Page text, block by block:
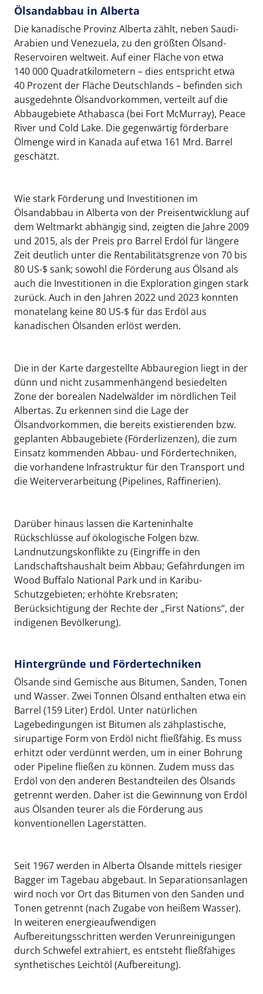
Ölsandabbau in Alberta
Die kanadische Provinz Alberta zählt, neben Saudi-
Arabien und Venezuela, zu den größten Ölsand-
Reservoiren weltweit. Auf einer Fläche von etwa
140 000 Quadratkilometern – dies entspricht etwa
40 Prozent der Fläche Deutschlands – befinden sich
ausgedehnte Ölsandvorkommen, verteilt auf die
Abbaugebiete Athabasca (bei Fort McMurray), Peace
River und Cold Lake. Die gegenwärtig förderbare
Ölmenge wird in Kanada auf etwa 161 Mrd. Barrel
geschätzt.
Wie stark Förderung und Investitionen im
Ölsandabbau in Alberta von der Preisentwicklung auf
dem Weltmarkt abhängig sind, zeigten die Jahre 2009
und 2015, als der Preis pro Barrel Erdöl für längere
Zeit deutlich unter die Rentabilitätsgrenze von 70 bis
80 US-$ sank; sowohl die Förderung aus Ölsand als
auch die Investitionen in die Exploration gingen stark
zurück. Auch in den Jahren 2022 und 2023 konnten
monatelang keine 80 US-$ für das Erdöl aus
kanadischen Ölsanden erlöst werden.
Die in der Karte dargestellte Abbauregion liegt in der
dünn und nicht zusammenhängend besiedelten
Zone der borealen Nadelwälder im nördlichen Teil
Albertas. Zu erkennen sind die Lage der
Ölsandvorkommen, die bereits existierenden bzw.
geplanten Abbaugebiete (Förderlizenzen), die zum
Einsatz kommenden Abbau- und Fördertechniken,
die vorhandene Infrastruktur für den Transport und
die Weiterverarbeitung (Pipelines, Raffinerien).
Darüber hinaus lassen die Karteninhalte
Rückschlüsse auf ökologische Folgen bzw.
Landnutzungskonflikte zu (Eingriffe in den
Landschaftshaushalt beim Abbau; Gefährdungen im
Wood Buffalo National Park und in Karibu-
Schutzgebieten; erhöhte Krebsraten;
Berücksichtigung der Rechte der „First Nations“, der
indigenen Bevölkerung).
Hintergründe und Fördertechniken
Ölsande sind Gemische aus Bitumen, Sanden, Tonen
und Wasser. Zwei Tonnen Ölsand enthalten etwa ein
Barrel (159 Liter) Erdöl. Unter natürlichen
Lagebedingungen ist Bitumen als zähplastische,
sirupartige Form von Erdöl nicht fließfähig. Es muss
erhitzt oder verdünnt werden, um in einer Bohrung
oder Pipeline fließen zu können. Zudem muss das
Erdöl von den anderen Bestandteilen des Ölsands
getrennt werden. Daher ist die Gewinnung von Erdöl
aus Ölsanden teurer als die Förderung aus
konventionellen Lagerstätten.
Seit 1967 werden in Alberta Ölsande mittels riesiger
Bagger im Tagebau abgebaut. In Separationsanlagen
wird noch vor Ort das Bitumen von den Sanden und
Tonen getrennt (nach Zugabe von heißem Wasser).
In weiteren energieaufwendigen
Aufbereitungsschritten werden Verunreinigungen
durch Schwefel extrahiert, es entsteht fließfähiges
synthetisches Leichtöl (Aufbereitung).